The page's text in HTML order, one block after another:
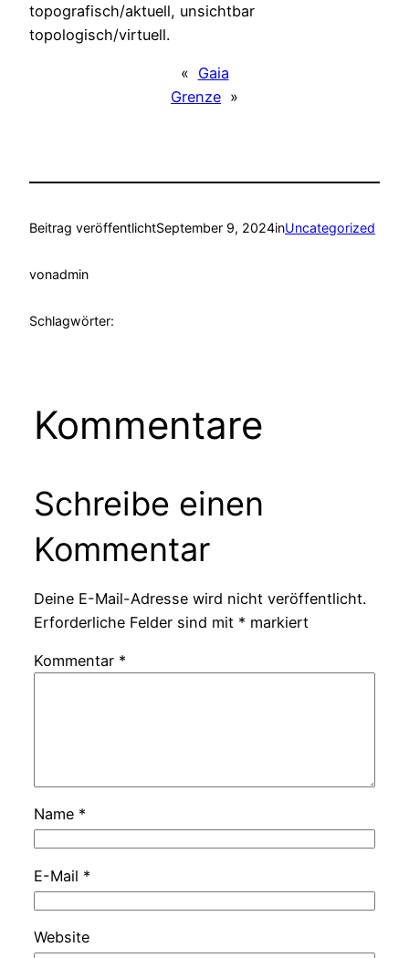
topografisch/aktuell, unsichtbar
topologisch/virtuell.
« Gaia
Grenze »
Beitrag veröffentlichtSeptember 9, 2024inUncategorized
vonadmin
Schlagwörter:
Kommentare
Schreibe einen
Kommentar
Deine E-Mail-Adresse wird nicht veröffentlicht.
Erforderliche Felder sind mit * markiert
Kommentar *
Name *
E-Mail *
Website